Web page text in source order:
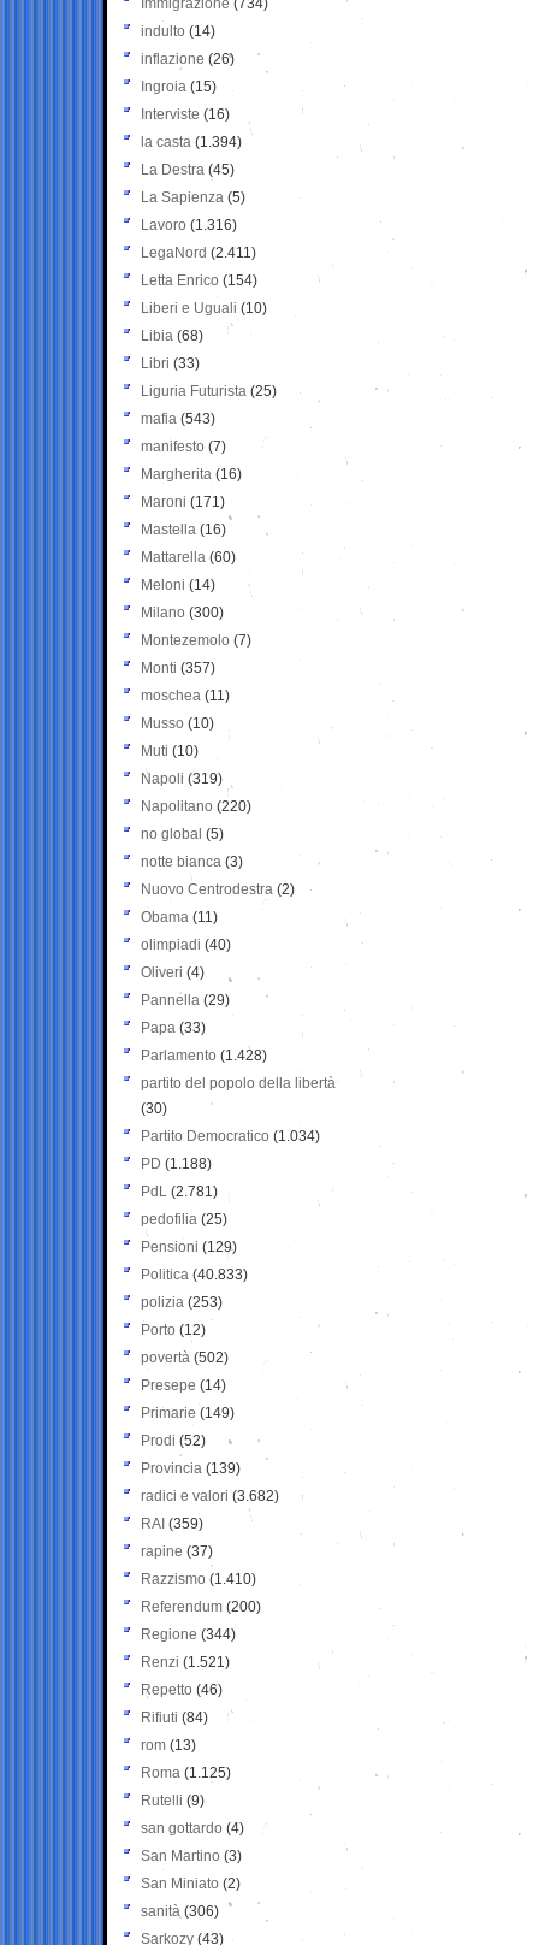
Immigrazione (734)
indulto (14)
inflazione (26)
Ingroia (15)
Interviste (16)
la casta (1.394)
La Destra (45)
La Sapienza (5)
Lavoro (1.316)
LegaNord (2.411)
Letta Enrico (154)
Liberi e Uguali (10)
Libia (68)
Libri (33)
Liguria Futurista (25)
mafia (543)
manifesto (7)
Margherita (16)
Maroni (171)
Mastella (16)
Mattarella (60)
Meloni (14)
Milano (300)
Montezemolo (7)
Monti (357)
moschea (11)
Musso (10)
Muti (10)
Napoli (319)
Napolitano (220)
no global (5)
notte bianca (3)
Nuovo Centrodestra (2)
Obama (11)
olimpiadi (40)
Oliveri (4)
Pannella (29)
Papa (33)
Parlamento (1.428)
partito del popolo della libertà
(30)
Partito Democratico (1.034)
PD (1.188)
PdL (2.781)
pedofilia (25)
Pensioni (129)
Politica (40.833)
polizia (253)
Porto (12)
povertà (502)
Presepe (14)
Primarie (149)
Prodi (52)
Provincia (139)
radici e valori (3.682)
RAI (359)
rapine (37)
Razzismo (1.410)
Referendum (200)
Regione (344)
Renzi (1.521)
Repetto (46)
Rifiuti (84)
rom (13)
Roma (1.125)
Rutelli (9)
san gottardo (4)
San Martino (3)
San Miniato (2)
sanità (306)
Sarkozy (43)